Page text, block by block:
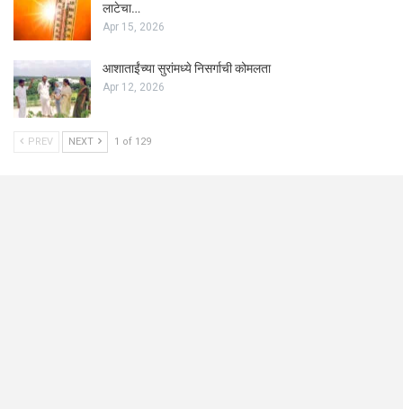
लाटेचा…
Apr 15, 2026
आशाताईंच्या सुरांमध्ये निसर्गाची कोमलता
Apr 12, 2026
PREV NEXT 1 of 129